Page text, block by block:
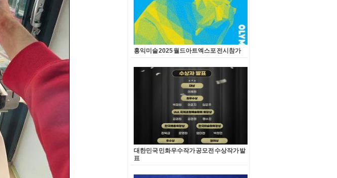
홍익미술 2025 월드아트엑스포 전시참가
대한민국 민화우수작가 공모전 수상작가 발
표